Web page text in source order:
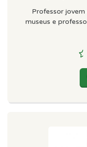
Professor
museus e